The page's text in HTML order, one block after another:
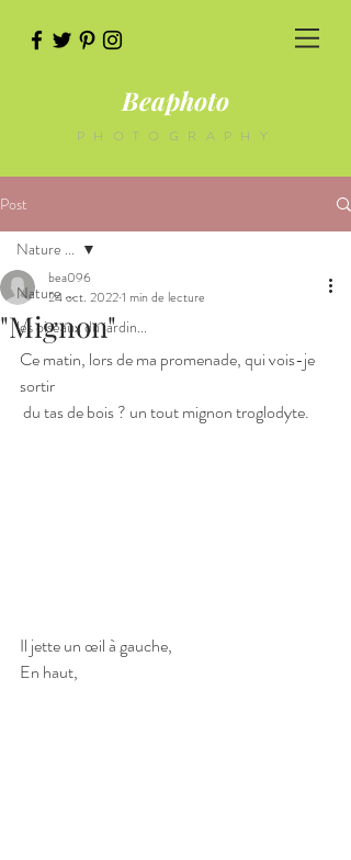
Beaphoto
PHOTOGRAPHY
Post
Nature ...
les oiseaux du jardin...
Nature ...
"Mignon"
bea096
24 oct. 20221 min de lecture
Ce matin, lors de ma promenade, qui vois-je
sortir
du tas de bois ? un tout mignon troglodyte.
Il jette un œil à gauche,
En haut,